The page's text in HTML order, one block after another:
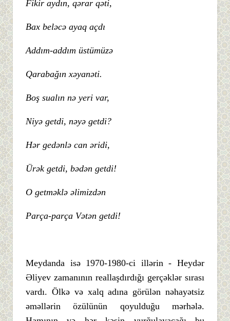
Fikir aydın, qərar qəti,
Bax beləcə ayaq açdı
Addım-addım üstümüzə
Qarabağın xəyanəti.
Boş sualın nə yeri var,
Niyə getdi, nəyə getdi?
Hər gedənlə can əridi,
Ürək getdi, bədən getdi!
O getməklə əlimizdən
Parça-parça Vətən getdi!
Meydanda isə 1970-1980-ci illərin - Heydər
Əliyev zamanının reallaşdırdığı gerçəklər sırası
vardı. Ölkə və xalq adına görülən nəhayətsiz
əməllərin özülünün qoyulduğu mərhələ.